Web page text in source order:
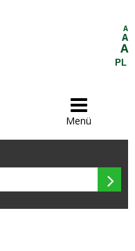
A
A
A
PL

Menü
